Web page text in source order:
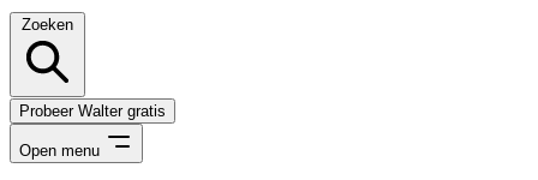
Zoeken
Probeer Walter gratis
Open menu